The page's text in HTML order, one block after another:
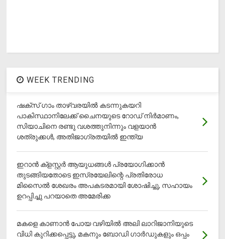
WEEK TRENDING
ഷക്സ് ​ഗാം താഴ്‌വരയിൽ കടന്നുകയറി
പാകിസ്ഥാനിലേക്ക് ചൈനയുടെ റോഡ് നിർമാണം,
സിയാചിനെ രണ്ടു വശത്തുനിന്നും വളയാൻ
ശത്രുക്കൾ, അതിജാ​ഗ്രതയിൽ ഇന്ത്യ
ഇറാന്‍ ക്‌ളസ്റ്റര്‍ ആയുധങ്ങള്‍ പ്രയോഗിക്കാന്‍
തുടങ്ങിയതോടെ ഇസ്രയേലിന്റെ പ്രതിരോധ
മിസൈല്‍ ശേഖരം അപകടരമായി ശോഷിച്ചു, സഹായം
ഉറപ്പിച്ചു പറയാതെ അമേരിക്ക
മകളെ കാണാന്‍ പോയ വഴിയില്‍ അലി ലാറിജാനിയുടെ
വിധി കുറിക്കപ്പെട്ടു, മകനും ബോഡി ഗാര്‍ഡുകളും ഒപ്പം